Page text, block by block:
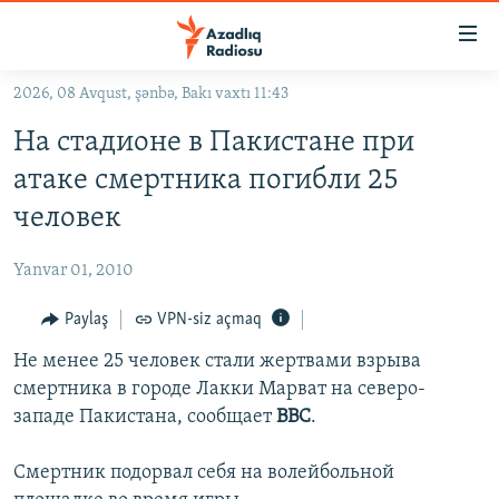
Əsas
qayıt
Əsas
qayıt
KORRUPSIOMETR
FƏRQƏ BAX
QANUNI DOĞRU
ARAŞDIRMA
MULTIMEDIA
FOTOQALEREYA
OXU ZALI
HAQQIMIZDA
2026, 08 Avqust, şənbə, Bakı vaxtı 11:43
На стадионе в Пакистане при
атаке смертника погибли 25
человек
Yanvar 01, 2010
Paylaş VPN-siz açmaq
Не менее 25 человек стали жертвами взрыва
смертника в городе Лакки Марват на северо-
западе Пакистана, сообщаетВВС.
Смертник подорвал себя на волейбольной